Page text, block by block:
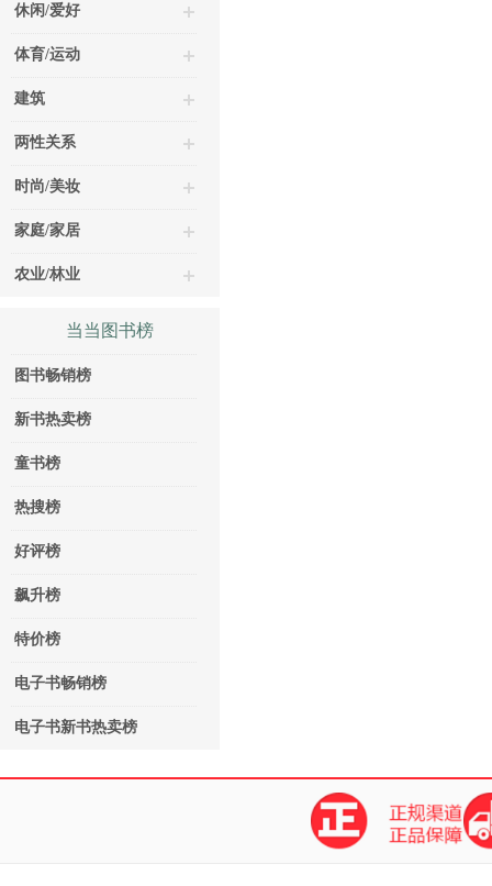
休闲/爱好
体育/运动
建筑
两性关系
时尚/美妆
家庭/家居
农业/林业
当当图书榜
图书畅销榜
新书热卖榜
童书榜
热搜榜
好评榜
飙升榜
特价榜
电子书畅销榜
电子书新书热卖榜